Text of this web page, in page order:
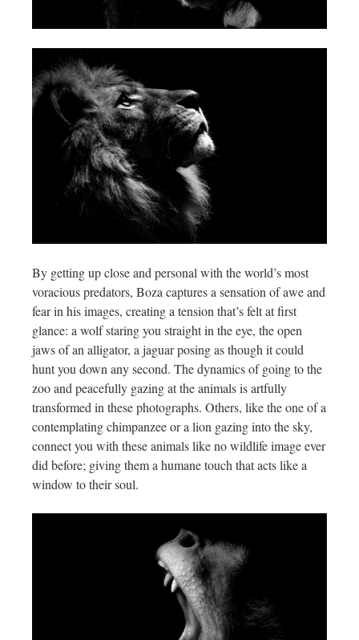
By getting up close and personal with the world’s most
voracious predators, Boza captures a sensation of awe and
fear in his images, creating a tension that’s felt at first
glance: a wolf staring you straight in the eye, the open
jaws of an alligator, a jaguar posing as though it could
hunt you down any second. The dynamics of going to the
zoo and peacefully gazing at the animals is artfully
transformed in these photographs. Others, like the one of a
contemplating chimpanzee or a lion gazing into the sky,
connect you with these animals like no wildlife image ever
did before; giving them a humane touch that acts like a
window to their soul.